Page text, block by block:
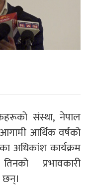
संस्था, नेपाल
आर्थिक वर्षको
अधिकांश कार्यक्रम
प्रभावकारी
छन्।